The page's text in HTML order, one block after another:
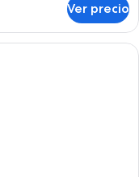
Ver precio
de hotel con una cama